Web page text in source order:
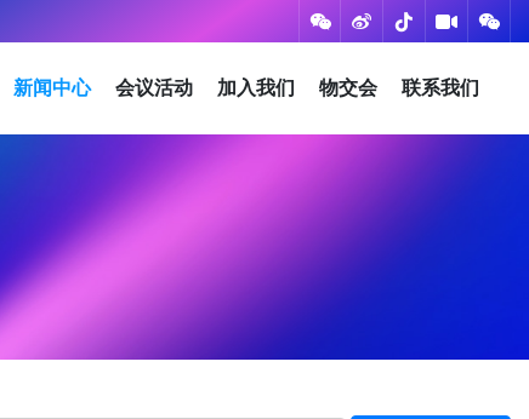
新闻中心 会议活动 加入我们 物交会 联系我们